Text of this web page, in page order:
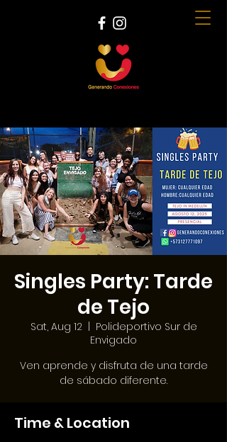
Singles Party: Tarde
de Tejo
Sat, Aug 12
  |
Polideportivo Sur de
Envigado
Ven aprende y disfruta de una tarde
de sábado diferente.
Time & Location